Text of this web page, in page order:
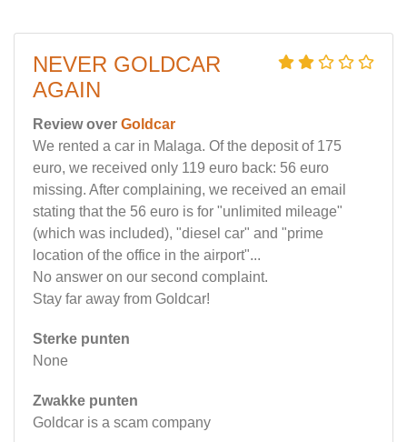
NEVER GOLDCAR
AGAIN
Review over Goldcar
We rented a car in Malaga. Of the deposit of 175
euro, we received only 119 euro back: 56 euro
missing. After complaining, we received an email
stating that the 56 euro is for "unlimited mileage"
(which was included), "diesel car" and "prime
location of the office in the airport"...
No answer on our second complaint.
Stay far away from Goldcar!
Sterke punten
None
Zwakke punten
Goldcar is a scam company